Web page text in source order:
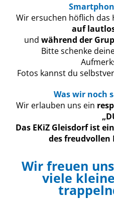
Wir ersuchen höflich das
auf
und während der
Bitte schenke
Fotos kannst du
Was wir noch
Wir erlauben uns ein
Das EKiZ Gleisdorf ist
des freudvollen
Wir freuen
viele